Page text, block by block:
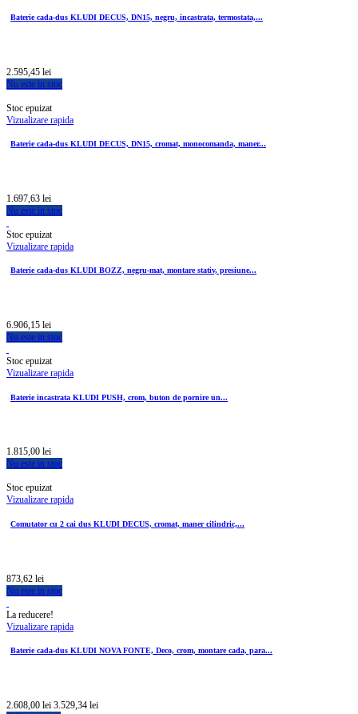
Baterie cada-dus KLUDI DECUS, DN15, negru, incastrata, termostata,...
2.595,45 lei
Nu este in stoc
Stoc epuizat
Vizualizare rapida
Baterie cada-dus KLUDI DECUS, DN15, cromat, monocomanda, maner...
1.697,63 lei
Nu este in stoc
Stoc epuizat
Vizualizare rapida
Baterie cada-dus KLUDI BOZZ, negru-mat, montare stativ, presiune...
6.906,15 lei
Nu este in stoc
Stoc epuizat
Vizualizare rapida
Baterie incastrata KLUDI PUSH, crom, buton de pornire un...
1.815,00 lei
Nu este in stoc
Stoc epuizat
Vizualizare rapida
Comutator cu 2 cai dus KLUDI DECUS, cromat, maner cilindric,...
873,62 lei
Nu este in stoc
La reducere!
Vizualizare rapida
Baterie cada-dus KLUDI NOVA FONTE, Deco, crom, montare cada, para...
2.608,00 lei 3.529,34 lei